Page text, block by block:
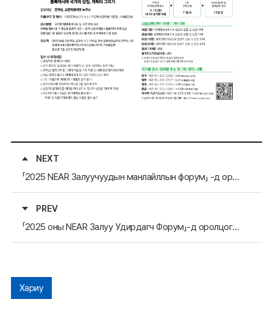
NEXT
「2025 NEAR Залуучуудын манлайллын форум」 -д оролцогчдыг шалгарууллаа
PREV
「2025 оны NEAR Залуу Удирдагч Форум」-д оролцогчийн бүртгэл явагдаж байна
Хариу